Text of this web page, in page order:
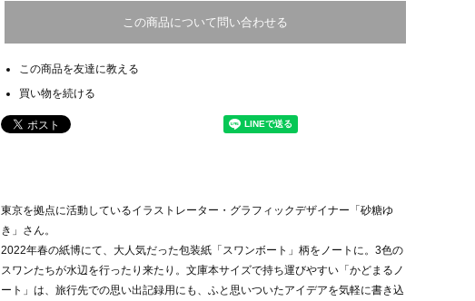
この商品について問い合わせる
この商品を友達に教える
買い物を続ける
東京を拠点に活動しているイラストレーター・グラフィックデザイナー「砂糖ゆ
き」さん。
2022年春の紙博にて、大人気だった包装紙「スワンボート」柄をノートに。3色の
スワンたちが水辺を行ったり来たり。文庫本サイズで持ち運びやすい「かどまるノ
ート」は、旅行先での思い出記録用にも、ふと思いついたアイデアを気軽に書き込